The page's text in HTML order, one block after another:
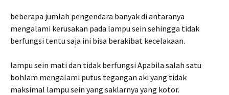
beberapa jumlah pengendara banyak di antaranya
mengalami kerusakan pada lampu sein sehingga tidak
berfungsi tentu saja ini bisa berakibat kecelakaan.
lampu sein mati dan tidak berfungsi Apabila salah satu
bohlam mengalami putus tegangan aki yang tidak
maksimal lampu sein yang saklarnya yang kotor.